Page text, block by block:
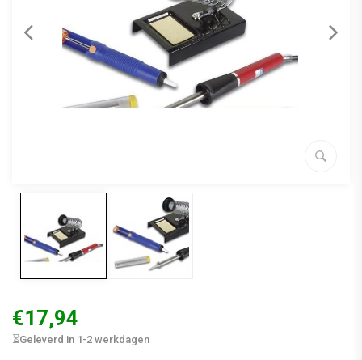
€17,94
⏳Geleverd in 1-2 werkdagen